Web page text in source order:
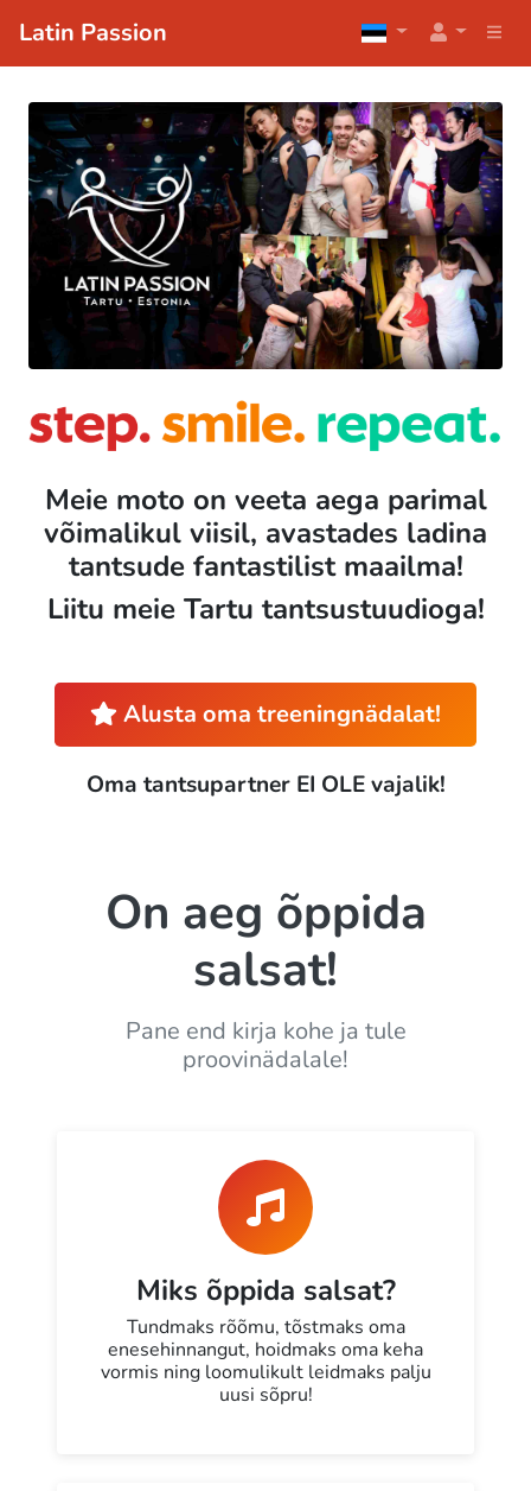
Latin Passion
Latin Passion Dance
Meie moto on veeta aega parimal
võimalikul viisil, avastades ladina
tantsude fantastilist maailma!
Liitu meie Tartu tantsustuudioga!
Alusta oma treeningnädalat!
Oma tantsupartner EI OLE vajalik!
On aeg õppida
salsat!
Pane end kirja kohe ja tule
proovinädalale!
Miks õppida salsat?
Tundmaks rõõmu, tõstmaks oma
enesehinnangut, hoidmaks oma keha
vormis ning loomulikult leidmaks palju
uusi sõpru!